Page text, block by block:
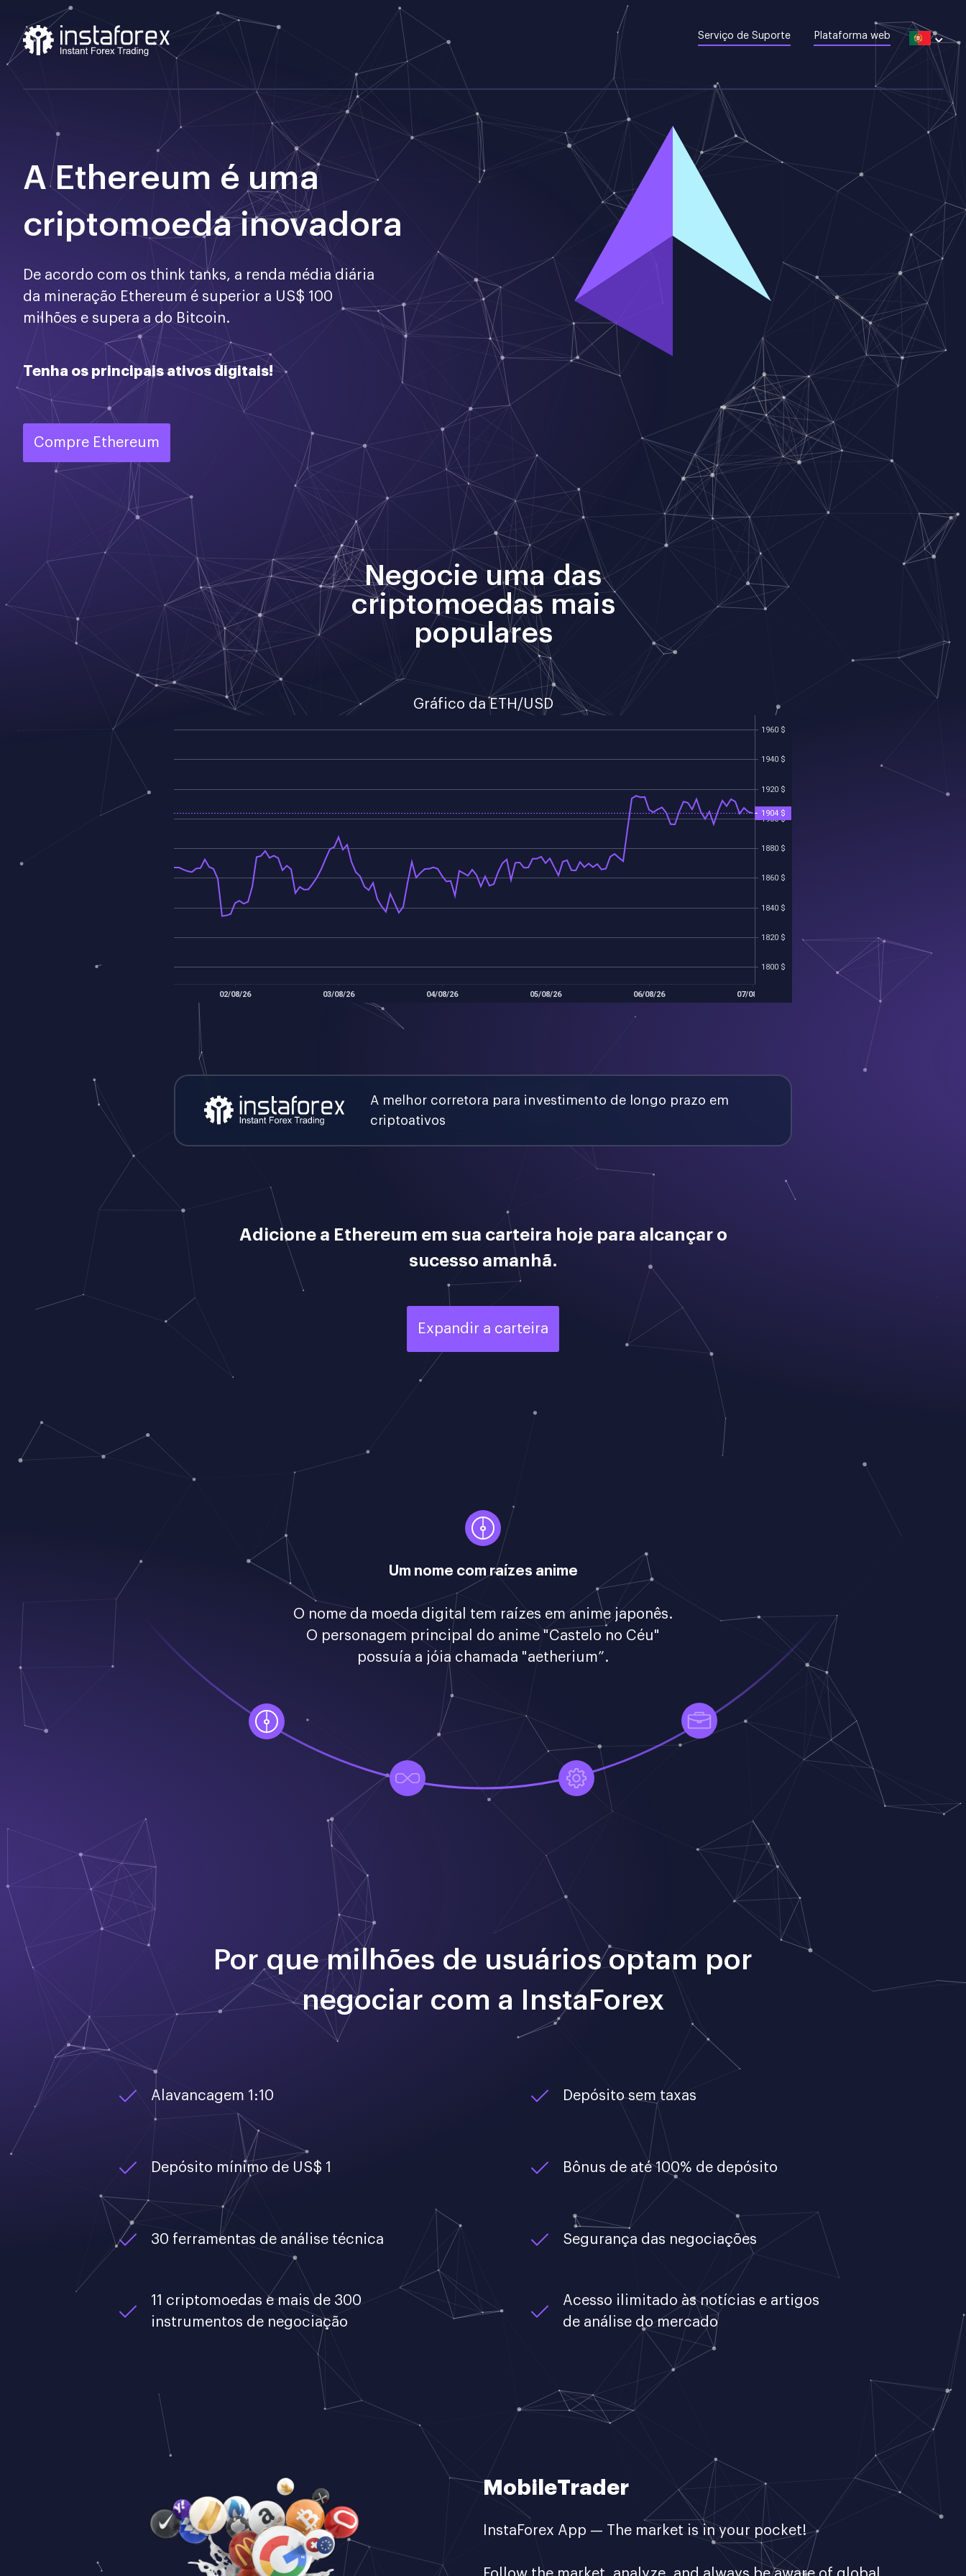
Serviço de Suporte Plataforma web
A Ethereum é uma
criptomoeda inovadora
De acordo com os think tanks, a renda média diária
da mineração Ethereum é superior a US$ 100
milhões e supera a do Bitcoin.
Tenha os principais ativos digitais!
Compre Ethereum
Negocie uma das
criptomoedas mais
populares
Gráfico da ETH/USD
A melhor corretora para investimento de longo prazo em
criptoativos
Adicione a Ethereum em sua carteira hoje para alcançar o
sucesso amanhã.
Expandir a carteira
Um nome com raízes anime
O nome da moeda digital tem raízes em anime japonês.
O personagem principal do anime "Castelo no Céu"
possuía a jóia chamada "aetherium”.
Por que milhões de usuários optam por
negociar com a InstaForex
Alavancagem 1:10 Depósito sem taxas
Depósito mínimo de US$ 1 Bônus de até 100% de depósito
30 ferramentas de análise técnica Segurança das negociações
11 criptomoedas e mais de 300
instrumentos de negociação
Acesso ilimitado às notícias e artigos
de análise do mercado
MobileTrader
InstaForex App — The market is in your pocket!